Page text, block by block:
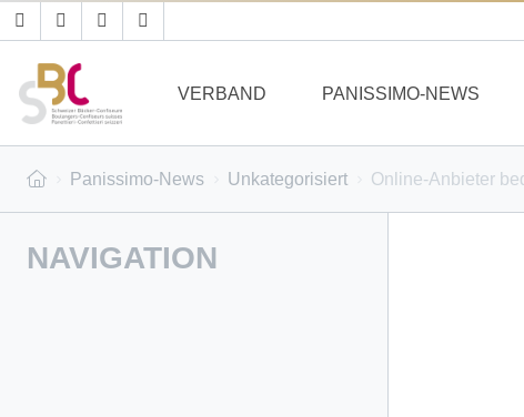
VERBAND PANISSIMO-NEWS
Panissimo-News Unkategorisiert Online-Anbieter
NAVIGATION